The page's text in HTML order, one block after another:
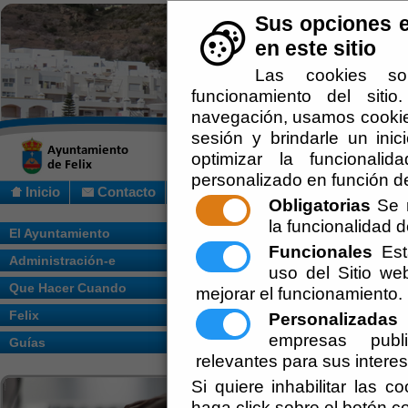
Sus opciones
en este sitio
Las cookies
funcionamiento del
navegación, usamos
sesión y brindarle un
optimizar la
personalizado en función
Obligatorias Se
la funcionalidad
Funcionales
uso del Sitio
mejorar el funcionamiento.
Personalizadas
empresas
relevantes para sus
Si quiere inhabilitar las
Inicio Contacto
El Ayuntamiento
Administración-e
Que Hacer Cuando
Felix
Guías
Usted se encuentra aquí:Inicio //
Escuchar
ANUNCIO
MUNICIPAL
Ayuntamiento de
Secretaría